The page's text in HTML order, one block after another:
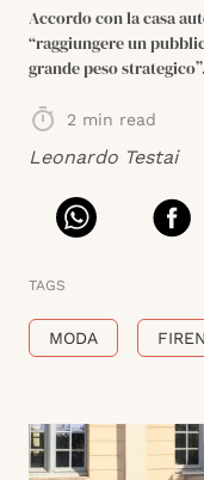
Accordo con la casa
“raggiungere un
grande peso
2 min read
Leonardo Testai
TAGS
MODA